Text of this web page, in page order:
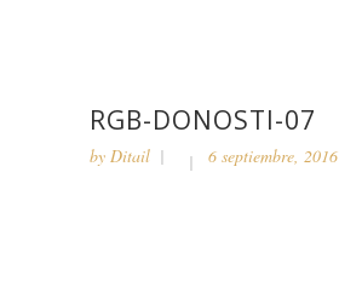
RGB-DONOSTI-07
by Ditail 6 septiembre, 2016